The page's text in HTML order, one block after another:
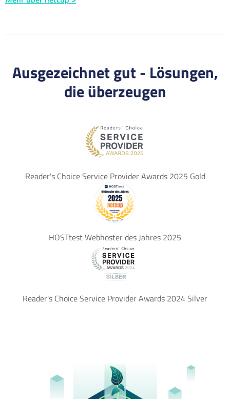
Ausgezeichnet gut - Lösungen,
die überzeugen
Reader's Choice Service Provider Awards 2025 Gold
HOSTtest Webhoster des Jahres 2025
Reader's Choice Service Provider Awards 2024 Silver